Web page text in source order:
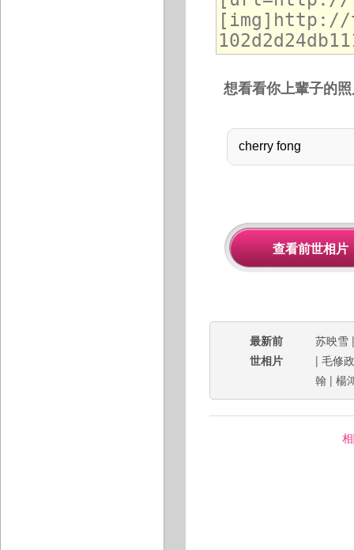
想看看你上輩子的
最新前
世相片
苏映雪
| 毛修政
翰 | 楊